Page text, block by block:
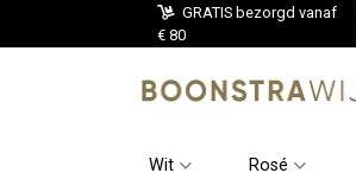
GRATIS bezorgd vanaf
€ 80
Wit Rosé